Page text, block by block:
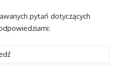
pytań dotyczących